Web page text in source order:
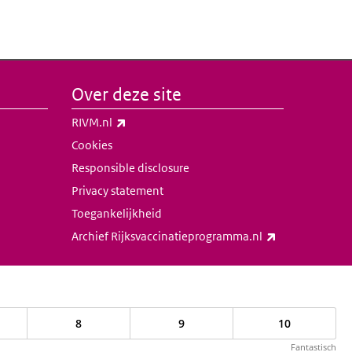
Over deze site
RIVM.nl
Cookies
Responsible disclosure
Privacy statement
Toegankelijkheid
Archief Rijksvaccinatieprogramma.nl
8 9 10
Fantastisch